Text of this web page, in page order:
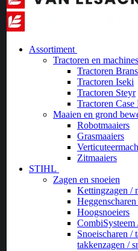
Assortiment
Tractoren en machines
Tractoren
Tractoren Iseki
Tractoren Steyr
Tractoren Case
Maaien en grond
Robotmaaiers
Grasmaaiers
Zitmaaiers
STIHL
Zagen en snoeien
Kettingzagen /
Hoogsnoeiers
Snoeischaren /
takkenzagen /